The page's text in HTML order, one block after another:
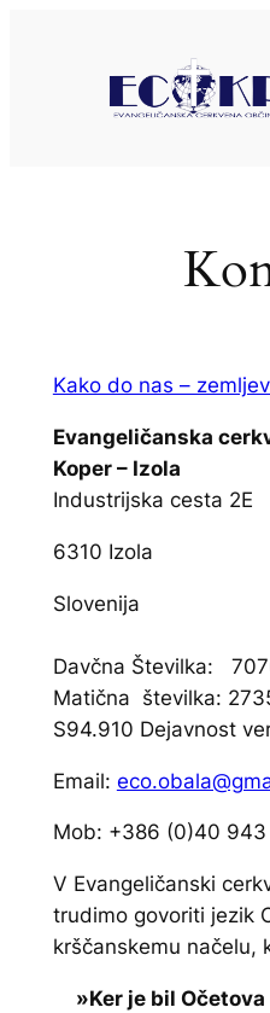
Kako do nas –
Evangeličanska
Koper – Izola
Industrijska cesta 2E
6310 Izola
Slovenija
Davčna Številka:
Matična številka:
S94.910 Dejavnost
Email:
Mob: +386 (0)40 943
V Evangeličanski
trudimo govoriti jezik
krščanskemu načelu,
»Ker je bil